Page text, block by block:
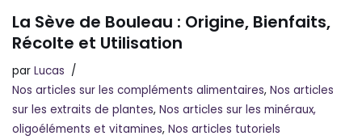
La Sève de Bouleau : Origine, Bienfaits,
Récolte et Utilisation
par Lucas
Nos articles sur les compléments alimentaires, Nos articles
sur les extraits de plantes, Nos articles sur les minéraux,
oligoéléments et vitamines, Nos articles tutoriels